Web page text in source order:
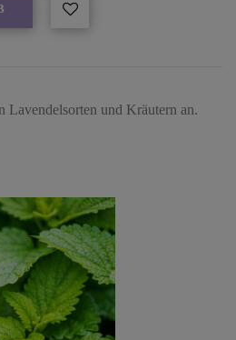
Lavendelsorten und Kräutern an.